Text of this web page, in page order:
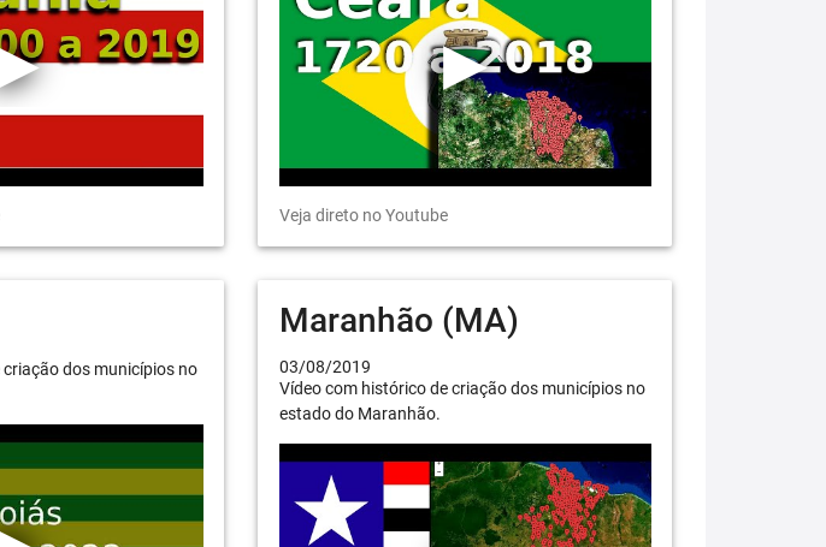
Veja direto no Youtube
dos municípios no
Maranhão (MA)
03/08/2019
Vídeo com histórico de criação dos municípios no
estado do Maranhão.